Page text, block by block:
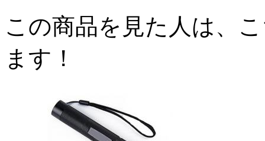
この商品を見た人は、
ます！